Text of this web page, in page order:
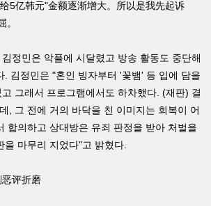
5亿韩元"金额逐渐增大。所以是我先起诉
。
정민은 악플에 시달렸고 방송 활동도 중단해
. 김정민은 "혼인 빙자부터 '꽃뱀' 등 입에 담을
그래서 프로그램에서도 하차했다. (재판) 결
, 그 전에 거의 바닥을 친 이미지는 회복이 어
합의하고 상대방은 유죄 판정을 받아 처벌을
을 마무리 지었다"고 밝혔다.
评折磨